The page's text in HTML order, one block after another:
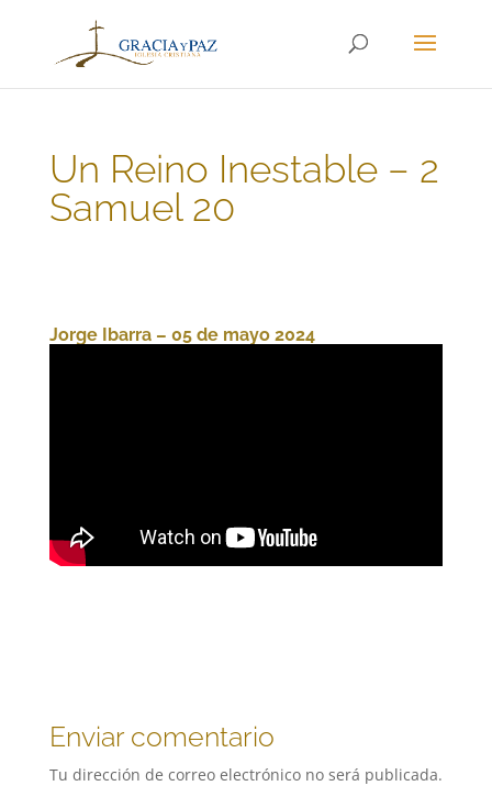
Un Reino Inestable – 2
Samuel 20
Jorge Ibarra – 05 de mayo 2024
Enviar comentario
Tu dirección de correo electrónico no será publicada.